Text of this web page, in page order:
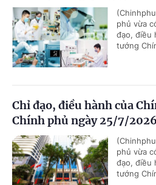
phủ vừa
đạo, điều
tướng
Chỉ đạo, điều hành của
Chính phủ ngày 25/7/2026
phủ vừa
đạo, điều
tướng